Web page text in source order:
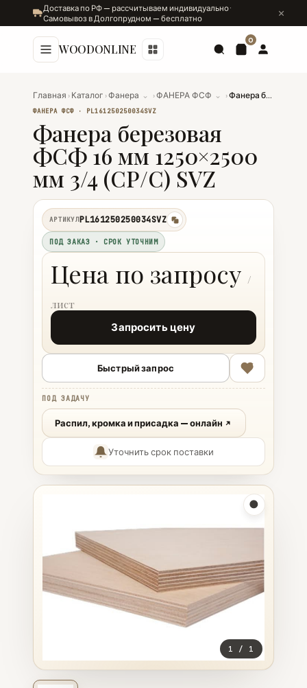
Доставка по РФ — рассчитываем индивидуально ·
Самовывоз в Долгопрудном — бесплатно
WOODONLINE
0
Главная › Каталог ›Фанера ⌄ ›ФАНЕРА ФСФ ⌄ › Фанера березовая ФСФ 16 мм 1250×2500 мм 3/4 (СР/C) SVZ
ФАНЕРА ФСФ · PL161250250034SVZ
Фанера березовая
ФСФ 16 мм 1250×2500
мм 3/4 (СР/C) SVZ
1 / 1
АРТИКУЛPL161250250034SVZ
копировать
ПОД ЗАКАЗ · СРОК УТОЧНИМ
Цена по запросу
Запросить цену
Быстрый запрос
ПОД ЗАДАЧУ
Распил, кромка и присадка — онлайн
Уточнить срок поставки